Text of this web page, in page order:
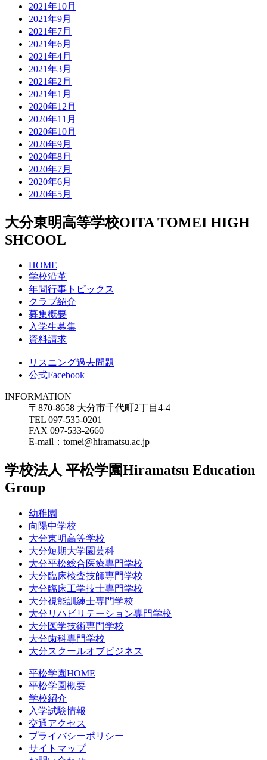
2021年10月
2021年9月
2021年7月
2021年6月
2021年4月
2021年3月
2021年2月
2021年1月
2020年12月
2020年11月
2020年10月
2020年9月
2020年8月
2020年7月
2020年6月
2020年5月
大分東明高等学校OITA TOMEI HIGH
SHCOOL
HOME
学校沿革
年間行事トピックス
クラブ紹介
募集概要
入学生募集
資料請求
リスニング過去問題
公式Facebook
INFORMATION
〒870-8658 大分市千代町2丁目4-4
TEL 097-535-0201
FAX 097-533-2660
E-mail：tomei@hiramatsu.ac.jp
学校法人 平松学園Hiramatsu Education
Group
幼稚園
向陽中学校
大分東明高等学校
大分短期大学園芸科
大分平松総合医療専門学校
大分臨床検査技師専門学校
大分臨床工学技士専門学校
大分視能訓練士専門学校
大分リハビリテーション専門学校
大分医学技術専門学校
大分歯科専門学校
大分スクールオブビジネス
平松学園HOME
平松学園概要
学校紹介
入学試験情報
交通アクセス
プライバシーポリシー
サイトマップ